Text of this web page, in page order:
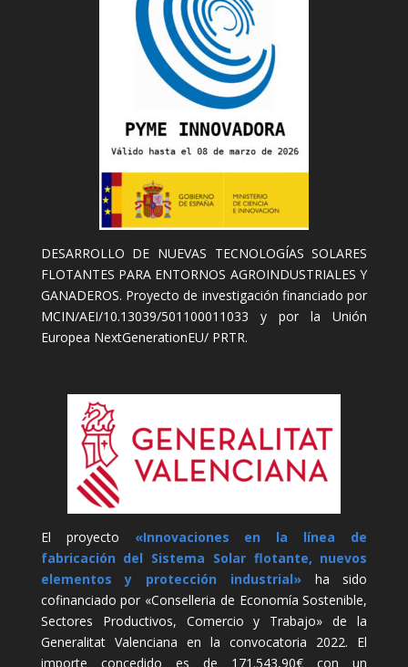
DESARROLLO DE NUEVAS TECNOLOGÍAS SOLARES
FLOTANTES PARA ENTORNOS AGROINDUSTRIALES Y
GANADEROS. Proyecto de investigación financiado por
MCIN/AEI/10.13039/501100011033 y por la Unión
Europea NextGenerationEU/ PRTR.
El proyecto «Innovaciones en la línea de
fabricación del Sistema Solar flotante, nuevos
elementos y protección industrial»ha sido
cofinanciado por «Conselleria de Economía Sostenible,
Sectores Productivos, Comercio y Trabajo» de la
Generalitat Valenciana en la convocatoria 2022. El
importe concedido es de 171.543,90€ con un